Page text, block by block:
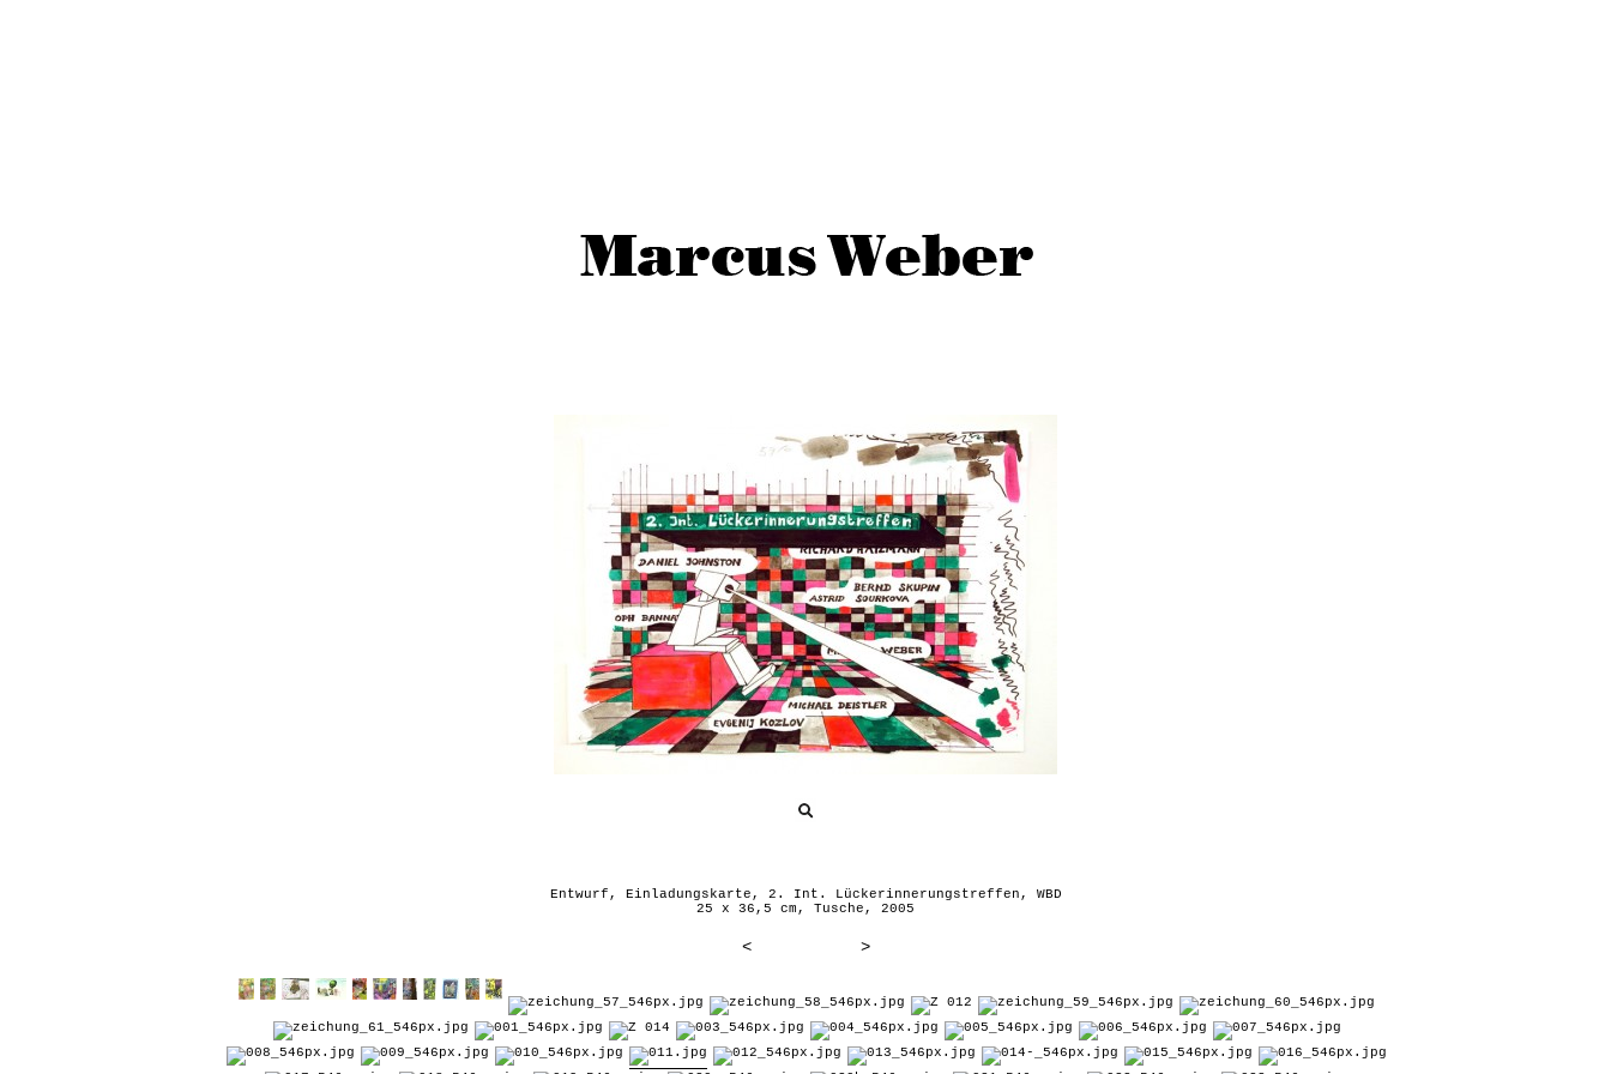
Entwurf, Einladungskarte, 2. Int. Lückerinnerungstreffen, WBD
25 x 36,5 cm, Tusche, 2005
< >